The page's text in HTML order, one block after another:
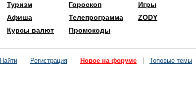
Туризм
Афиша
Курсы валют
Гороскоп
Телепрограмма
Промокоды
Игры
ZODY
Найти Регистрация Новое на форуме Топовые темы